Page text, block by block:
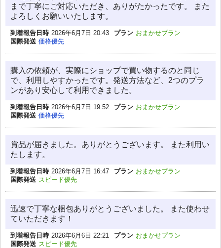
まで丁寧にご対応いただき、ありがたかったです。 また
よろしくお願いいたします。
到着報告日時 2026年6月7日 20:43 プラン おまかせプラン
国際発送 価格優先
購入の依頼が、実際にショップで買い物するのと同じ
で、利用しやすかったです。発送方法など、2つのプラ
ンがあり安心して利用できました。
到着報告日時 2026年6月7日 19:52 プラン おまかせプラン
国際発送 価格優先
賞品が届きました。ありがとうございます。 また利用い
たします。
到着報告日時 2026年6月7日 16:47 プラン おまかせプラン
国際発送 スピード優先
迅速で丁寧な梱包ありがとうございました。 また使わせ
ていただきます！
到着報告日時 2026年6月6日 22:21 プラン おまかせプラン
国際発送 スピード優先